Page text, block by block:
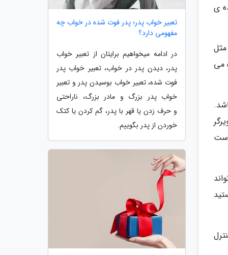
ی
می
تعبیر خواب پدر؛ پدر فوت شده در خواب چه
مفهومی دارد؟
در ادامه میخواهیم برایتان از تعبیر خواب
پدر، دیدن پدر در خواب، تعبیر خواب پدر
فوت شده، تعبیر خواب بوسیدن پدر و تعبیر
خواب پدر بزرگ و مادر بزرگ، ناراحتی
و حرف زدن یا قهر با پدر، گم کردن یا کتک
خوردن از پدر بگوییم.